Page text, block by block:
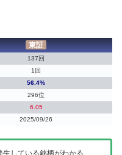
東証
137回
1回
56.4%
296位
6.05
2025/09/26